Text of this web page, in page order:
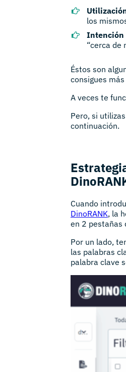
los
Intención
“cerca de
Éstos son
consigues
A veces te
Pero, si
continuación.
Cuando
DinoRANK, la
en 2 pestañas
Por un lado,
las palabras
palabra clave